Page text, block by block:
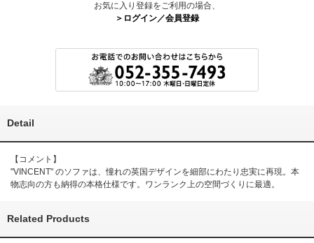
お気に入り登録をご利用の場合、
＞ログイン／会員登録
Detail
【コメント】
"VINCENT" のソファは、憧れの英国デザインを細部にわたり忠実に再現。本
物志向の方も納得の本格仕様です。ワンランク上の空間づくりに最適。
Related Products